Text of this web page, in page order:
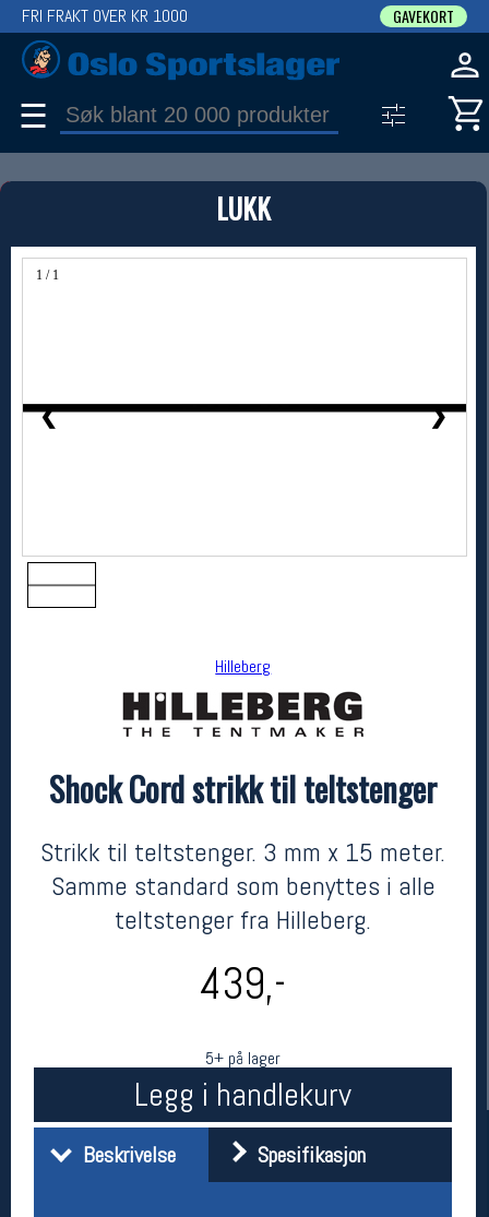
LUKK
1 / 1
❮ ❯
Hilleberg
Shock Cord strikk til teltstenger
Strikk til teltstenger. 3 mm x 15 meter.
Samme standard som benyttes i alle
teltstenger fra Hilleberg.
439,-
5+ på lager
Legg i handlekurv
Beskrivelse Spesifikasjon
FRI FRAKT OVER KR 1000 GAVEKORT
☰
PRODUKT
Produkter (1)
Bruk filter til å spisse søket
Hilleberg
kr 439